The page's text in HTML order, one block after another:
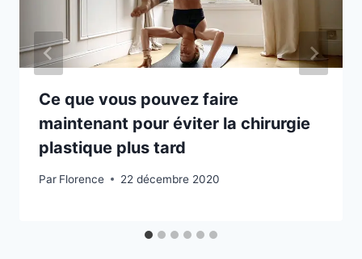
Ce que vous pouvez faire
maintenant pour éviter la chirurgie
plastique plus tard
Par Florence 22 décembre 2020